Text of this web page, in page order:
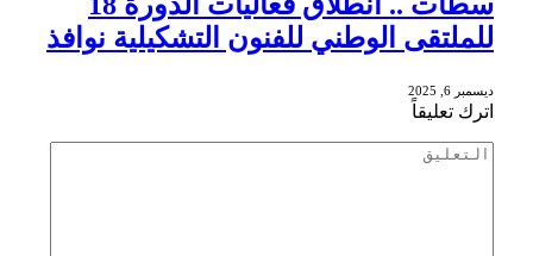
للملتقى الوطني للفنون التشكيلية نوافذ
ديسمبر 6, 2025
اترك تعليقاً